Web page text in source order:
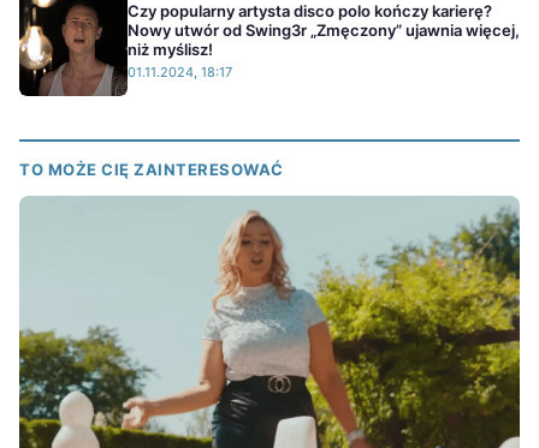
Czy popularny artysta disco polo kończy karierę?
Nowy utwór od Swing3r „Zmęczony” ujawnia więcej,
niż myślisz!
01.11.2024, 18:17
TO MOŻE CIĘ ZAINTERESOWAĆ